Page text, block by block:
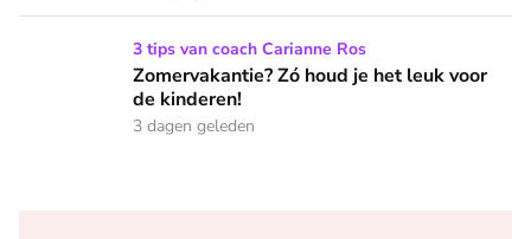
Zomervakantie? Zó houd je het leuk voor de kinderen!
3 tips van coach Carianne Ros
Zomervakantie? Zó houd je het leuk voor
de kinderen!
3 dagen geleden